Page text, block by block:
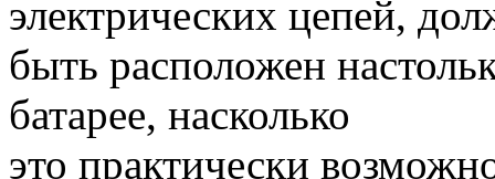
электрических цепей,
быть расположен
батарее, насколько
это практически